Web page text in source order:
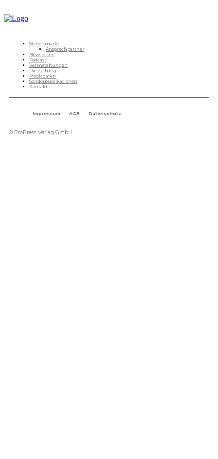
Stellenmarkt
Ansprechpartner
Newsletter
Podcast
Veranstaltungen
Die Zeitung
Mediadaten
Sonderpublikationen
Kontakt
Impressum AGB Datenschutz
© ProPress Verlag GmbH